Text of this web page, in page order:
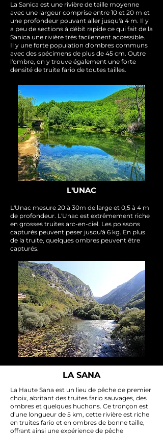
La Sanica est une rivière de taille moyenne
avec une largeur comprise entre 10 et 20 m et
une profondeur pouvant aller jusqu'à 4 m. Il y
a peu de sections à débit rapide ce qui fait de la
Sanica une rivière très facilement accessible.
Il y une forte population d'ombres communs
avec des spécimens de plus de 45 cm. Outre
l'ombre, on y trouve également une forte
densité de truite fario de toutes tailles.
L'UNAC
L'Unac mesure 20 à 30m de large et 0,5 à 4 m
de profondeur. L'Unac est extrêmement riche
en grosses truites arc-en-ciel. Les poissons
capturés peuvent peser jusqu'à 6 kg. En plus
de la truite, quelques ombres peuvent être
capturés.
LA SANA
La Haute Sana est un lieu de pêche de premier
choix, abritant des truites fario sauvages, des
ombres et quelques huchons. Ce tronçon est
d'une longueur de 5 km, cette rivière est riche
en truites fario et en ombres de bonne taille,
offrant ainsi une expérience de pêche